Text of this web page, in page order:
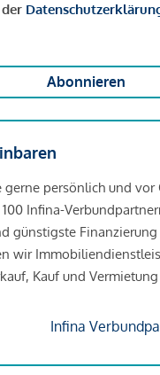
Abonnieren
gerne persönlich und vor
Infina-
günstigste Finanzierung
wir
Kauf und
Infina